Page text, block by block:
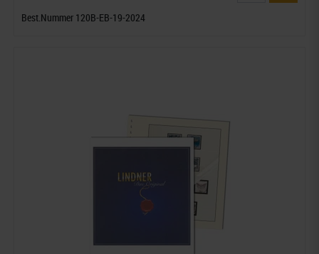
Best.Nummer 120B-EB-19-2024